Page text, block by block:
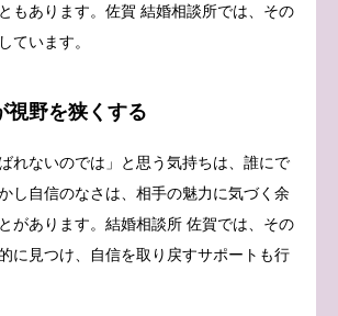
もあります。佐賀 結婚相談所では、その
ています。
視野を狭くする
れないのでは」と思う気持ちは、誰にで
し自信のなさは、相手の魅力に気づく余
があります。結婚相談所 佐賀では、その
に見つけ、自信を取り戻すサポートも行